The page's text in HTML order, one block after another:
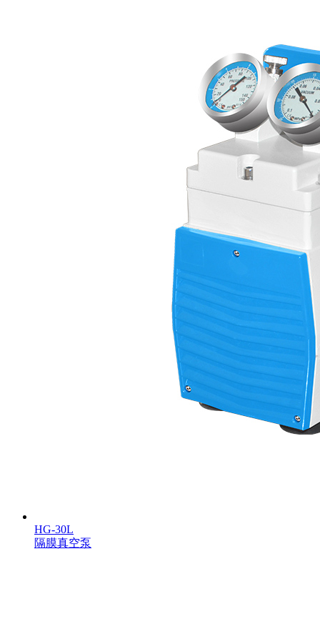
HG-30L
隔膜真空泵